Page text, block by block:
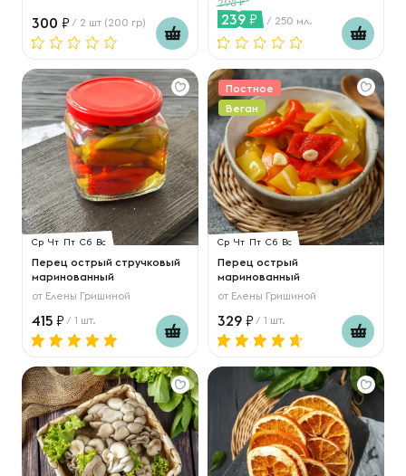
300 / 2 шт (200 гр) 239 / 250 мл.
Ср Чт Пт Сб Вс
Перец острый стручковый
маринованный
от Елены Гришиной
415 / 1 шт.
Постное
Веган
Ср Чт Пт Сб Вс
Перец острый
маринованный
от Елены Гришиной
329 / 1 шт.